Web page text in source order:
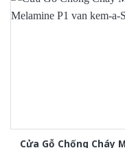
Cửa Gỗ Chống Cháy